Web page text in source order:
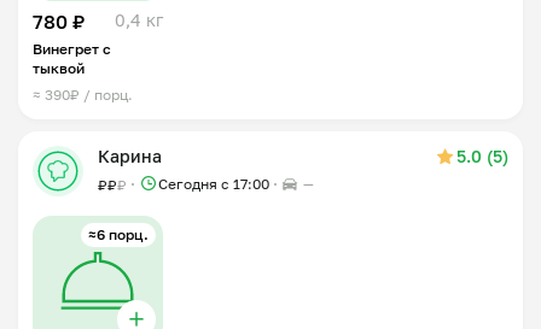
780 ₽ 0,4 кг
Винегрет с
тыквой
≈ 390₽ / порц.
Карина 5.0 (5)
₽₽₽ Сегодня с 17:00 —
≈6 порц.